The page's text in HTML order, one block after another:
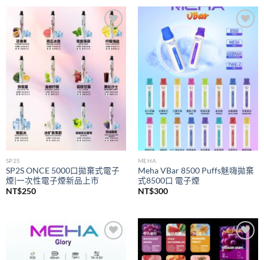
Add to
wishlist
SP2S
SP2S ONCE 5000口拋棄式電子
煙|一次性電子煙新品上市
NT$250
Add to
wishlist
MEHA
Meha VBar 8500 Puffs魅嗨拋棄
式8500口 電子煙
NT$300
wishlist
Add to
wishlist